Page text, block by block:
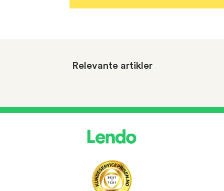
Relevante artikler